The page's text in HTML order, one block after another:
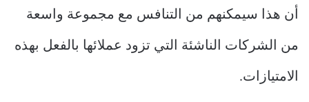
أن هذا سيمكنهم من التنافس مع مجموعة واسعة
من الشركات الناشئة التي تزود عملائها بالفعل بهذه
الامتيازات.